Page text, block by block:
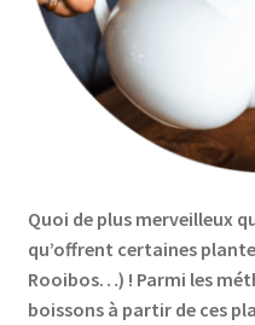
Quoi de plus merveilleux
qu’offrent certaines
Rooibos…) ! Parmi les
boissons à partir de ces